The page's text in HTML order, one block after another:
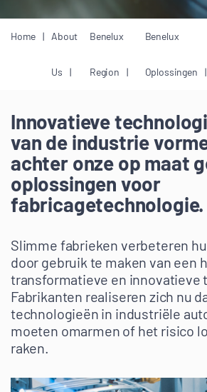
Home About
Us
Benelux
Region
Benelux
Oplossingen
Innovatieve
van de industrie
achter onze op maat
oplossingen voor
fabricagetechnologie.
Slimme fabrieken verbeteren
door gebruik te maken van een
transformatieve en innovatieve
Fabrikanten realiseren zich nu
technologieën in industriële
moeten omarmen of het risico
raken.